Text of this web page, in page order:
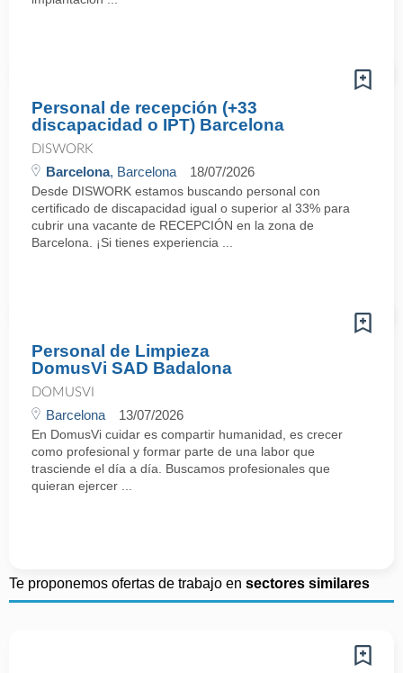
Personal de recepción (+33
discapacidad o IPT) Barcelona
DISWORK
Barcelona, Barcelona 18/07/2026
Desde DISWORK estamos buscando personal con
certificado de discapacidad igual o superior al 33% para
cubrir una vacante de RECEPCIÓN en la zona de
Barcelona. ¡Si tienes experiencia ...
Personal de Limpieza
DomusVi SAD Badalona
DOMUSVI
Barcelona 13/07/2026
En DomusVi cuidar es compartir humanidad, es crecer
como profesional y formar parte de una labor que
trasciende el día a día. Buscamos profesionales que
quieran ejercer ...
Te proponemos ofertas de trabajo en sectores similares